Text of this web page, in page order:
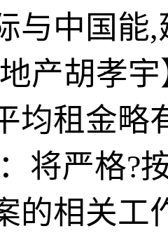
与中国能
产胡孝
均租金略
将严格?
的相关工